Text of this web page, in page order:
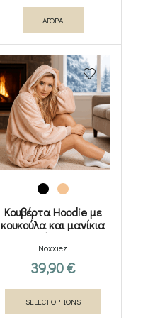
ΑΓΟΡΑ
Κουβέρτα Hoodie με
κουκούλα και μανίκια
για ενήλικες και
εφήβους XL
Noxxiez
39,90€
SELECT OPTIONS
Αυτό